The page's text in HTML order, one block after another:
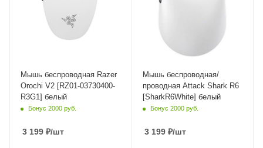
Мышь беспроводная Razer
Orochi V2 [RZ01-03730400-
R3G1] белый
Бонус 2000 руб.
3 199 ₽/шт
Мышь беспроводная/
проводная Attack Shark R6
[SharkR6White] белый
Бонус 2000 руб.
3 199₽/шт